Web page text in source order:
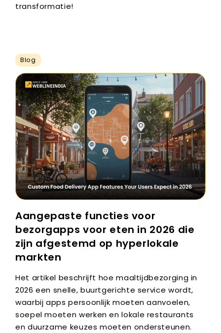
transformatie!
Blog
Aangepaste functies voor
bezorgapps voor eten in 2026 die
zijn afgestemd op hyperlokale
markten
Het artikel beschrijft hoe maaltijdbezorging in
2026 een snelle, buurtgerichte service wordt,
waarbij apps persoonlijk moeten aanvoelen,
soepel moeten werken en lokale restaurants
en duurzame keuzes moeten ondersteunen.